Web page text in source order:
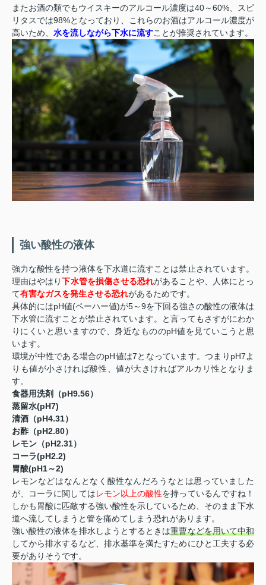
またお酒の類でもウイスキーのアルコール濃度は40～60%、スピ
リタスでは98%となっており、これらのお酒はアルコール濃度が
高いため、 水を流しながら下水に流すことが推奨されています。
強い酸性の液体
強力な酸性を持つ液体を下水道に流すことは禁止されています。
理由はやはり下水管を損傷させる恐れがあることや、人体にとっ
て有害なガスを発生させる恐れがあるためです。
具体的にはpH値(ペーハー値)が5～9を下回る強さの酸性の液体は
下水管に流すことが禁止されています。と言ってもさすがにわか
りにくいと思いますので、身近なもののpH値を見ていこうと思
います。
環境が中性である場合のpH値は7となっています。つまりpH7よ
りも値が小さければ酸性、値が大きければアルカリ性となりま
す。
食器用洗剤（pH9.56）
蒸留水(pH7)
清酒（pH4.31）
お酢（pH2.80）
レモン（pH2.31）
コーラ(pH2.2)
胃酸(pH1～2)
レモンなどはなんとなく酸性なんだろうなとは思っていました
が、コーラに関してはレモン以上の酸性を持っているんですね！
しかも胃酸に匹敵する強い酸性を示しているため、そのまま下水
道へ流してしまうと管を痛めてしまう恐れがあります。
強い酸性の液体を排水しようとするときは重曹などを用いて中和
してから排水するなど、排水基準を満たすためにひと工夫する必
要がありそうです。